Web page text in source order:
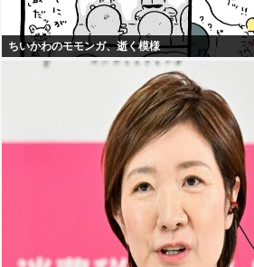
ちいかわのモモンガ、逝く模様